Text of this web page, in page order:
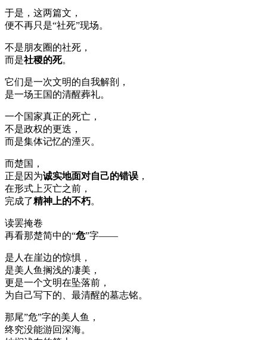
于是，这两篇文，
便不再只是“社死”现场。
不是朋友圈的社死，
而是社稷的死。
它们是一次文明的自我解剖，
是一场王国的清醒葬礼。
一个国家真正的死亡，
不是政权的更迭，
而是集体记忆的湮灭。
而楚国，
正是因为诚实地面对自己的错误 ，
在形式上灭亡之前，
完成了精神上的不朽。
读罢掩卷
再看那楚简中的“危”字——
是人在崖边的惊惧，
是美人鱼搁浅的凄美，
更是一个文明在坠落前，
为自己写下的、最清醒的墓志铭。
那尾”危”字的美人鱼，
终究没能游回深海。